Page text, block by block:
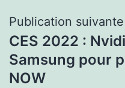
Publication suivante
CES 2022 :
Samsung pour
NOW